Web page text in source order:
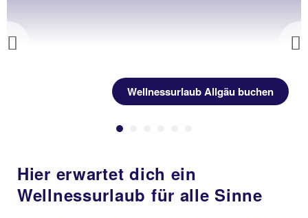
Previous
Wellnessurlaub Allgäu buchen
Hier erwartet dich ein
Wellnessurlaub für alle Sinne